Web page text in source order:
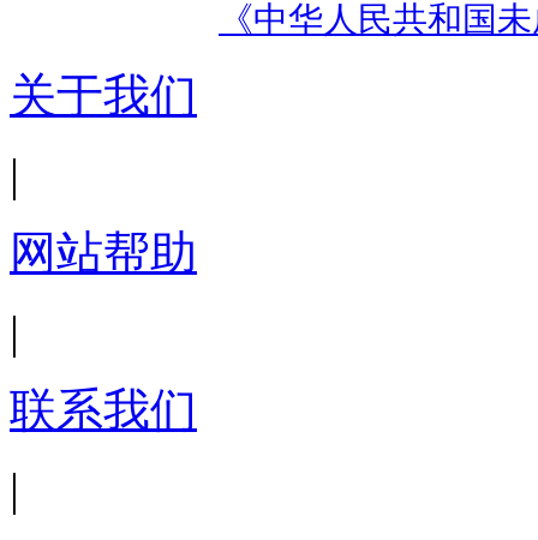
《中华人民共和国
关于我们
|
网站帮助
|
联系我们
|